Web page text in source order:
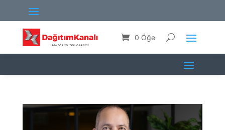
0 Öğe